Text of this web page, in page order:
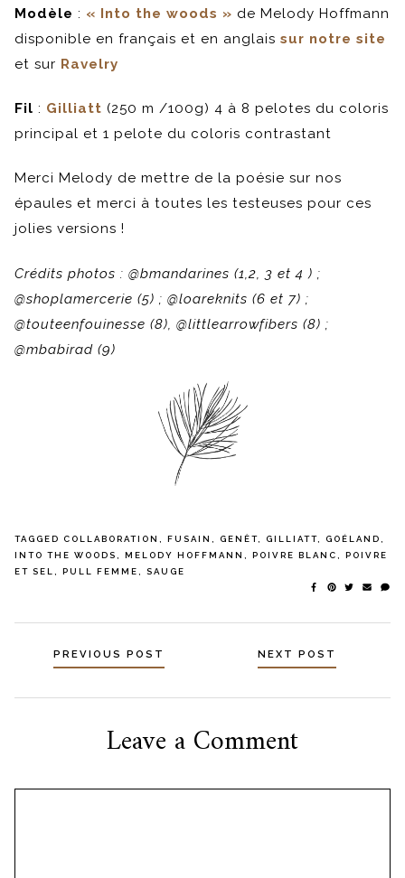
Modèle : « Into the woods » de Melody Hoffmann
disponible en français et en anglais sur notre site
et sur Ravelry
Fil : Gilliatt (250 m /100g) 4 à 8 pelotes du coloris
principal et 1 pelote du coloris contrastant
Merci Melody de mettre de la poésie sur nos
épaules et merci à toutes les testeuses pour ces
jolies versions !
Crédits photos : @bmandarines (1,2, 3 et 4 ) ;
@shoplamercerie (5) ; @loareknits (6 et 7) ;
@touteenfouinesse (8), @littlearrowfibers (8) ;
@mbabirad (9)
TAGGED COLLABORATION FUSAIN GENÊT GILLIATT GOÉLAND
INTO THE WOODS
MELODY HOFFMANN POIVRE BLANC
POIVRE
ET SEL
PULL FEMME SAUGE
Navigation
des
PREVIOUS POST NEXT POST
Leave a Comment